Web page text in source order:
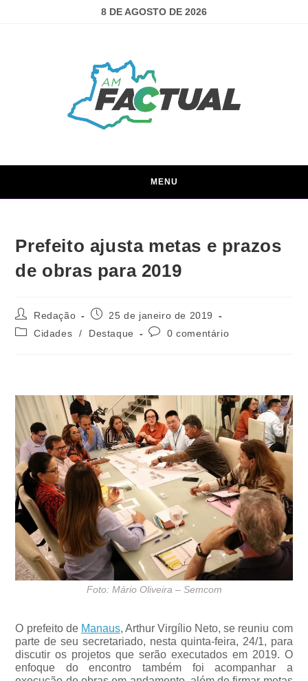
8 DE AGOSTO DE 2026
MENU
Prefeito ajusta metas e prazos
de obras para 2019
Redação
25 de janeiro de 2019
Cidades
/ Destaque 0 comentário
Foto: Mário Oliveira – Semcom
O prefeito de Manaus, Arthur Virgílio Neto, se reuniu com
parte de seu secretariado, nesta quinta-feira, 24/1, para
discutir os projetos que serão executados em 2019. O
enfoque do encontro também foi acompanhar a